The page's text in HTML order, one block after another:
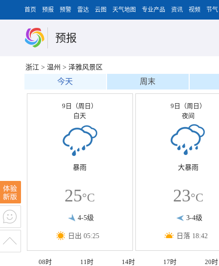
首页 预报 预警 雷达 云图 天气地图 专业产品 资讯 视频 节气
预报
浙江 > 温州 > 泽雅风景区
今天 周末
9日（周日）
白天
暴雨
25°C
4-5级
日出 05:25
9日（周日）
夜间
大暴雨
23°C
3-4级
日落 18:42
08时 11时 14时 17时 20时